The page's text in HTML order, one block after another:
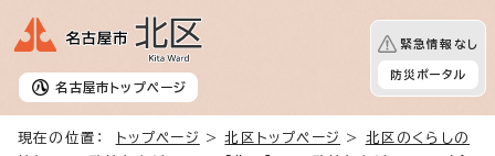
名古屋市 トップページ
緊急情報なし
防災ポータル
現在の位置： トップページ >北区トップページ > 北区のくらしの